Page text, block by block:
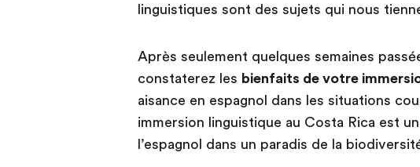
linguistiques sont des sujets qui nous
Après seulement quelques semaines
constaterez les bienfaits de votre
aisance en espagnol dans les situations
immersion linguistique au Costa Rica est
l’espagnol dans un paradis de la